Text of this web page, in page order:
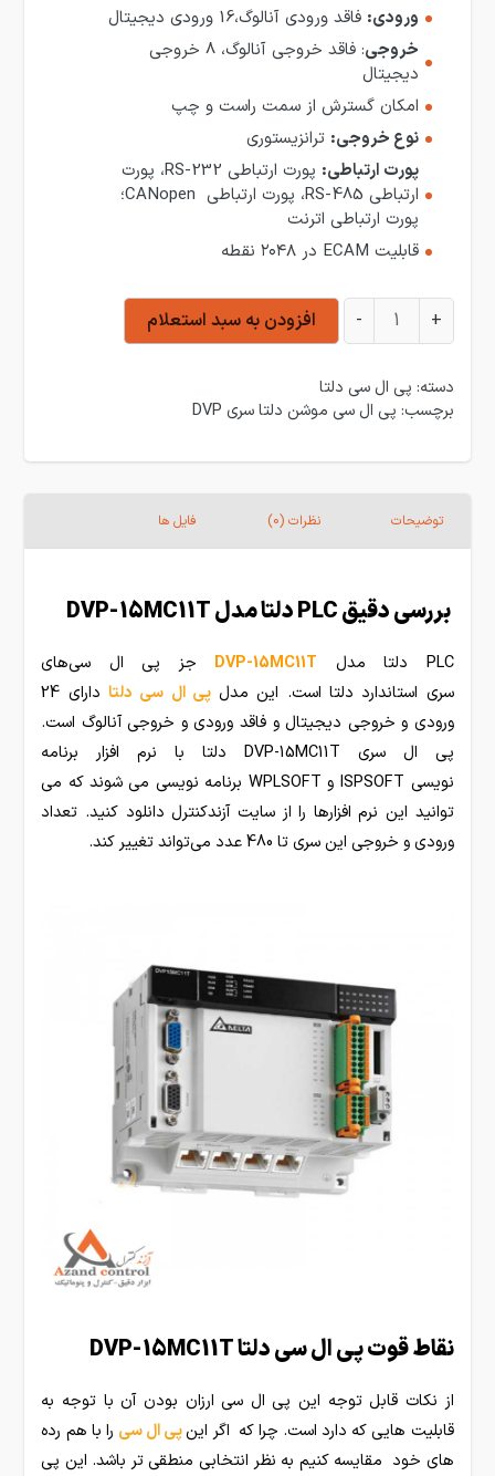
ورودی: فاقد ورودی آنالوگ،16 ورودی دیجیتال
خروجی
: فاقد خروجی آنالوگ، 8 خروجی
دیجیتال
امکان گسترش از سمت راست و چپ
نوع خروجی: ترانزیستوری
پورت ارتباطی:
پورت ارتباطی RS-232، پورت
ارتباطی RS-485، پورت ارتباطی CANopen؛
پورت ارتباطی اترنت
قابلیت ECAM در ۲۰۴۸ نقطه
پی ال سی دلتا مدل DVP-15MC11T عدد
+
- افزودن به سبد استعلام
دسته: پی ال سی دلتا
برچسب: پی ال سی موشن دلتا سری DVP
توضیحات نظرات (0) فایل ها
بررسی دقیق PLC دلتا مدل DVP-15MC11T
PLC دلتا مدل DVP-15MC11T جز پی ال سی‌های
سری استاندارد دلتا است. این مدلپی ال سی دلتا
دارای 24
ورودی و خروجی دیجیتال و فاقد ورودی و خروجی آنالوگ است.
پی ال سری DVP-15MC11T دلتا با نرم افزار برنامه
نویسی ISPSOFT و WPLSOFT برنامه نویسی می شوند که می
توانید این نرم افزارها را از سایت آزندکنترل دانلود کنید. تعداد
ورودی و خروجی این سری تا 480 عدد می‌تواند تغییر کند.
نقاط قوت پی ال سی دلتا DVP-15MC11T
از نکات قابل توجه این پی ال سی ارزان بودن آن با توجه به
قابلیت هایی که دارد است. چرا که اگر اینپی ال سی را با هم رده
های خود مقایسه کنیم به نظر انتخابی منطقی تر باشد. این پی